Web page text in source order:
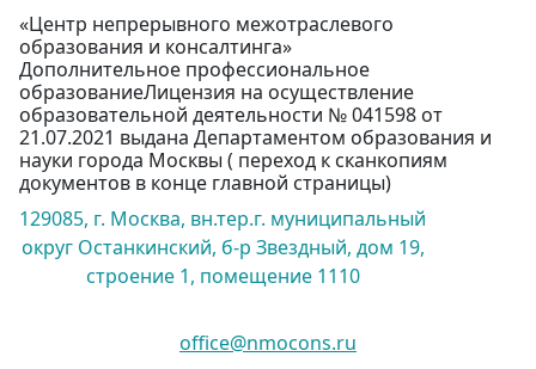
«Центр непрерывного межотраслевого
образования и консалтинга»
Дополнительное профессиональное
образованиеЛицензия на осуществление
образовательной деятельности № 041598 от
21.07.2021 выдана Департаментом образования и
науки города Москвы ( переход к сканкопиям
документов в конце главной страницы)
129085, г. Москва, вн.тер.г. муниципальный
округ Останкинский, б-р Звездный, дом 19,
строение 1, помещение 1110
office@nmocons.ru